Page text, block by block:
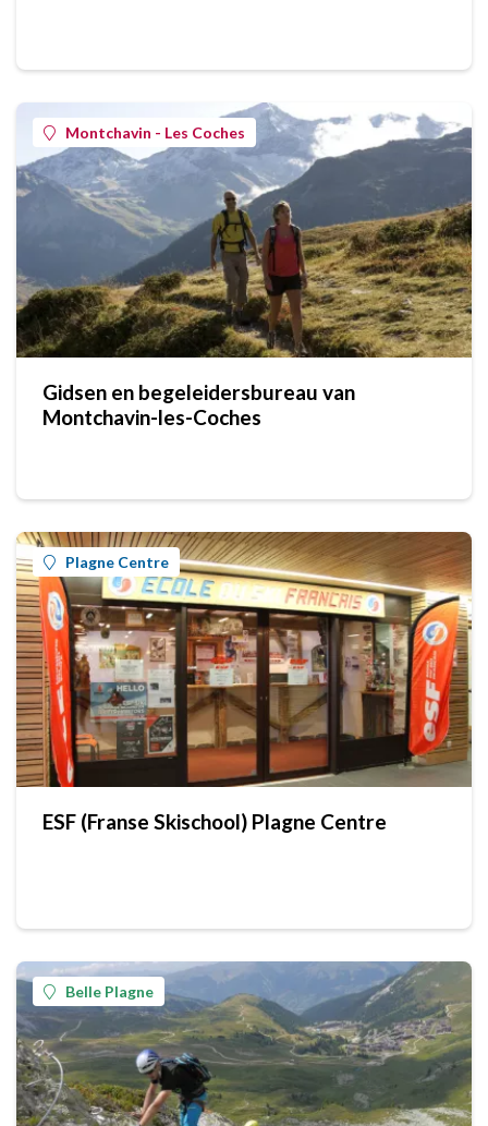
Montchavin - Les Coches
Gidsen en begeleidersbureau van
Montchavin-les-Coches
Plagne Centre
ESF (Franse Skischool) Plagne Centre
Belle Plagne